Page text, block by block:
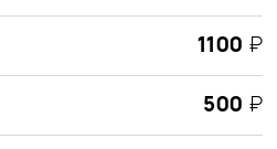
1100 ₽
500 ₽